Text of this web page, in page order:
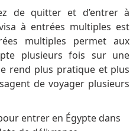
de quitter et d’entrer à
à entrées multiples est
multiples permet aux
plusieurs fois sur une
rend plus pratique et plus
de voyager plusieurs
entrer en Égypte dans